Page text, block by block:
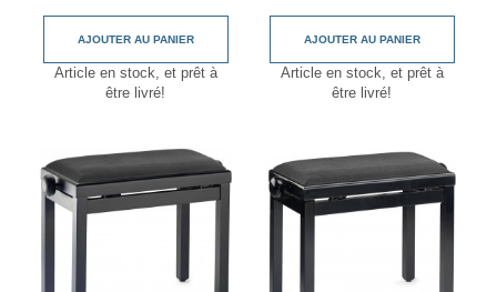
AJOUTER AU PANIER
Article en stock, et prêt à
être livré!
AJOUTER AU PANIER
Article en stock, et prêt à
être livré!